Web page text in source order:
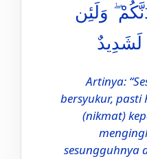
وَلَئِن
لَشَدِيدٌ
Artinya:
bersyukur,
(nikmat)
sesungguhnya